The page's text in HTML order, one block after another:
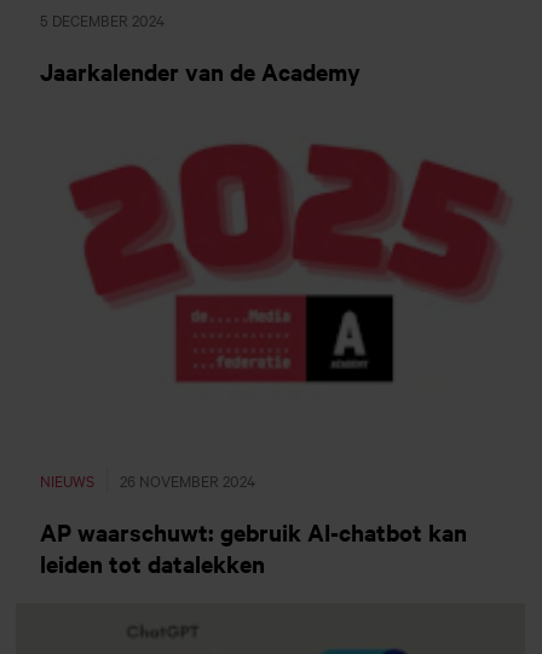
Jaarkalender van de Academy
5 DECEMBER 2024
AP waarschuwt: gebruik AI-chatbot kan
leiden tot datalekken
NIEUWS 26 NOVEMBER 2024